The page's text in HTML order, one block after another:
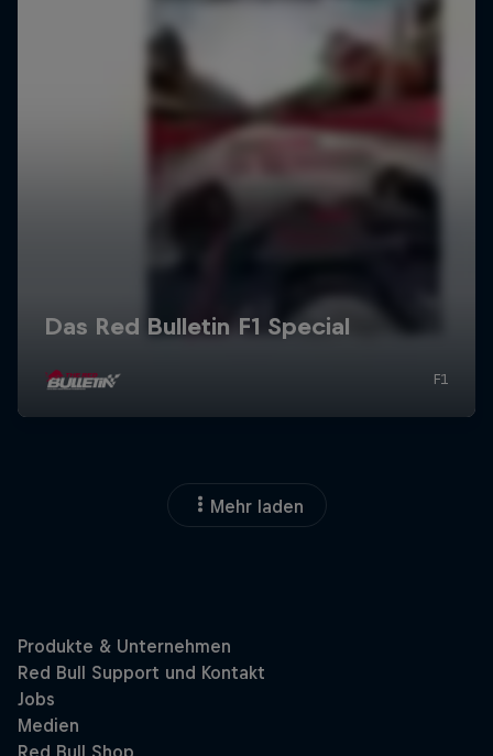
Mehr laden